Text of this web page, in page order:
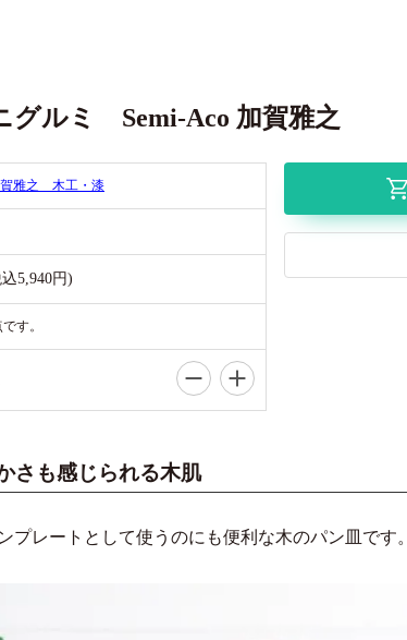
ルミ Semi-Aco 加賀雅之
賀雅之 木工・漆
5,940円)
す。
さも感じられる木肌
プレートとして使うのにも便利な木のパン皿です。